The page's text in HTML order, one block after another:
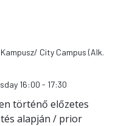
City Campus (Alk.
16:00 - 17:30
történő előzetes
alapján / prior